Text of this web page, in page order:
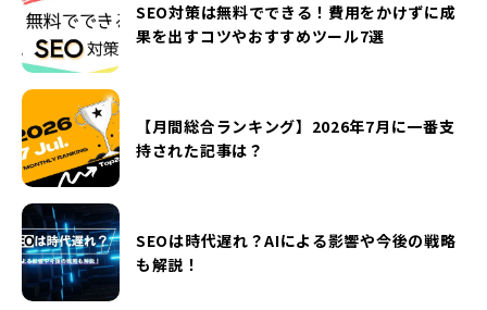
SEO対策は無料でできる！費用をかけずに成
果を出すコツやおすすめツール7選
【月間総合ランキング】2026年7月に一番支
持された記事は？
SEOは時代遅れ？AIによる影響や今後の戦略
も解説！